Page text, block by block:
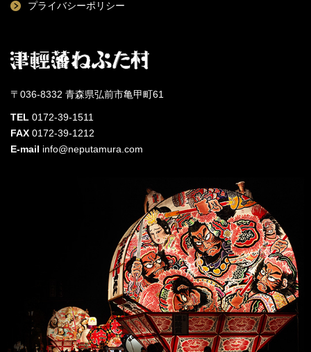
プライバシーポリシー
〒036-8332 青森県弘前市亀甲町61
TEL 0172-39-1511
FAX 0172-39-1212
E-mail info@neputamura.com